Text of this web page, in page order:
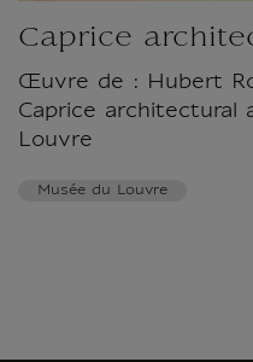
Caprice
Œuvre de : Hubert
Caprice architectural
Louvre
Musée du Louvre